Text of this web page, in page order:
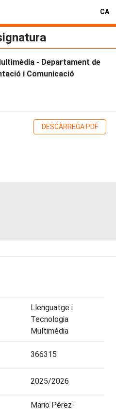
CA
- Departament de
i Comunicació
DESCÀRREGA PDF
Llenguatge i
Tecnologia
Multimèdia
366315
2025/2026
Mario Pérez-